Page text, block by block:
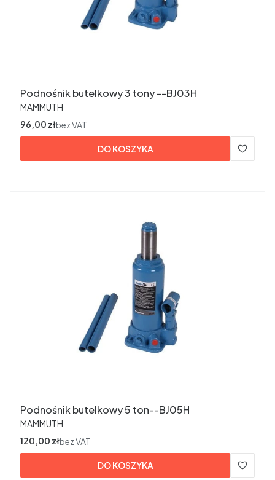
Podnośnik butelkowy 3 tony --BJ03H
PRODUCENT
MAMMUTH
Cena
96,00 złbez VAT
DO KOSZYKA
Podnośnik butelkowy 5 ton--BJ05H
PRODUCENT
MAMMUTH
Cena
120,00 złbez VAT
DO KOSZYKA